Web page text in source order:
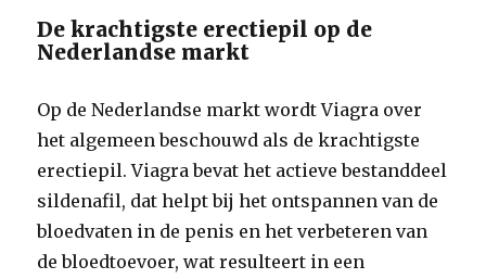
De krachtigste erectiepil op de
Nederlandse markt
Op de Nederlandse markt wordt Viagra over
het algemeen beschouwd als de krachtigste
erectiepil. Viagra bevat het actieve bestanddeel
sildenafil, dat helpt bij het ontspannen van de
bloedvaten in de penis en het verbeteren van
de bloedtoevoer, wat resulteert in een